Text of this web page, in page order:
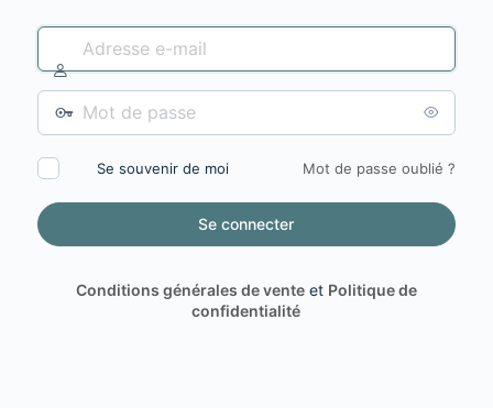
Adresse
mail
Mot
Se souvenir de moi Mot de passe oublié ?
Conditions générales de venteet Politique de
confidentialité